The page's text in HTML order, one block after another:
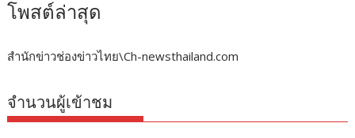
โพสต์ล่าสุด
สำนักข่าวช่องข่าวไทย\Ch-newsthailand.com
จำนวนผู้เข้าชม